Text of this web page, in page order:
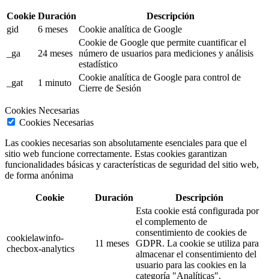
Cookie Duración
Descripción
gid
6 meses Cookie analítica de Google
_ga 24 meses
Cookie de Google que permite cuantificar el
número de usuarios para mediciones y análisis
estadístico
_gat
1 minuto
Cookie analítica de Google para control de
Cierre de Sesión
Cookies Necesarias
Cookies Necesarias
Las cookies necesarias son absolutamente esenciales para que el
sitio web funcione correctamente. Estas cookies garantizan
funcionalidades básicas y características de seguridad del sitio web,
de forma anónima
Cookie Duración Descripción
cookielawinfo-
checbox-analytics
11 meses
Esta cookie está configurada por
el complemento de
consentimiento de cookies de
GDPR. La cookie se utiliza para
almacenar el consentimiento del
usuario para las cookies en la
categoría "Analíticas".